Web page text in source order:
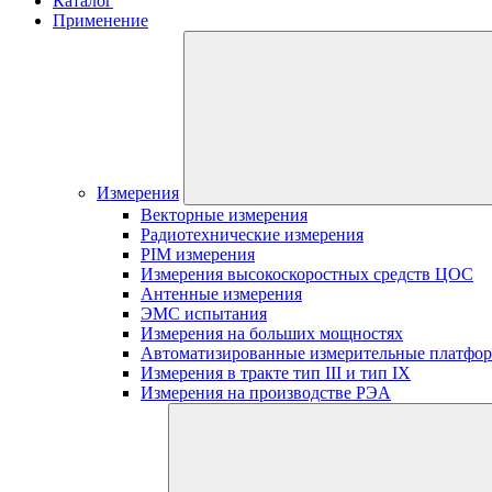
Применение
Измерения
Векторные измерения
Радиотехнические измерения
PIM измерения
Измерения высокоскоростных средств ЦОС
Антенные измерения
ЭМС испытания
Измерения на больших мощностях
Автоматизированные измерительные
Измерения в тракте тип III и тип IX
Измерения на производстве РЭА